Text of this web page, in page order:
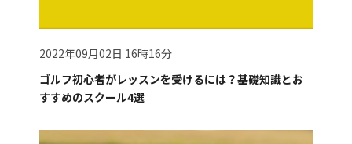
2022年09月02日 16時16分
ゴルフ初心者がレッスンを受けるには？基礎知識とお
すすめのスクール4選